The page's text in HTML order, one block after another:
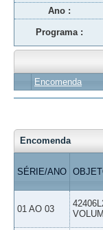
Ano :
Programa :
Encomenda
Encomenda
SÉRIE/ANO
01 AO 03